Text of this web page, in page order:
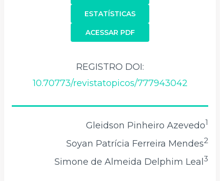
ACESSAR PDF
ESTATÍSTICAS
REGISTRO DOI:
10.70773/revistatopicos/777943042
Gleidson Pinheiro Azevedo1
Soyan Patrícia Ferreira Mendes2
Simone de Almeida Delphim Leal3